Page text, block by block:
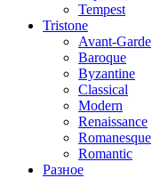
Tempest
Tristone
Avant-Garde
Baroque
Byzantine
Classical
Modern
Renaissance
Romanesque
Romantic
Разное